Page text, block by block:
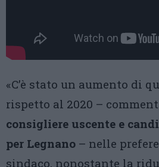
«C’è stato un aumento di
rispetto al 2020 –
consigliere uscente e
per Legnano – nelle
sindaco, nonostante la